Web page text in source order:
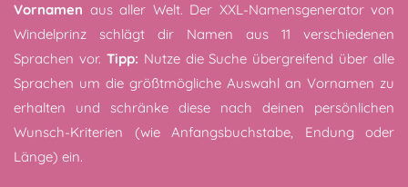
Vornamen aus aller Welt. Der XXL-Namensgenerator von
Windelprinz schlägt dir Namen aus 11 verschiedenen
Sprachen vor. Tipp: Nutze die Suche übergreifend über alle
Sprachen um die größtmögliche Auswahl an Vornamen zu
erhalten und schränke diese nach deinen persönlichen
Wunsch-Kriterien (wie Anfangsbuchstabe, Endung oder
Länge) ein.